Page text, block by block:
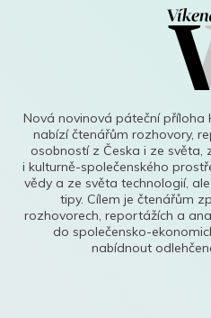
Nová novinová páteční příloha
nabízí čtenářům rozhovory,
osobností z Česka i ze světa,
i kulturně-společenského
vědy a ze světa technologií,
tipy. Cílem je čtenářům
rozhovorech, reportážích a
do společensko-
nabídnout